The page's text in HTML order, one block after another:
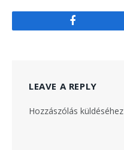
Facebook
LEAVE A REPLY
Hozzászólás küldéséhez